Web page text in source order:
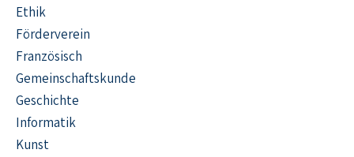
Ethik
Förderverein
Französisch
Gemeinschaftskunde
Geschichte
Informatik
Kunst